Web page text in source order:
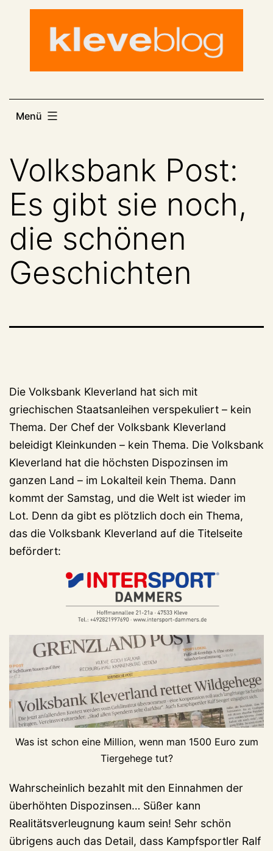
Menü
Volksbank Post:
Es gibt sie noch,
die schönen
Geschichten
Die Volksbank Kleverland hat sich mit
griechischen Staatsanleihen verspekuliert – kein
Thema. Der Chef der Volksbank Kleverland
beleidigt Kleinkunden – kein Thema. Die Volksbank
Kleverland hat die höchsten Dispozinsen im
ganzen Land – im Lokalteil kein Thema. Dann
kommt der Samstag, und die Welt ist wieder im
Lot. Denn da gibt es plötzlich doch ein Thema,
das die Volksbank Kleverland auf die Titelseite
befördert:
Was ist schon eine Million, wenn man 1500 Euro zum
Tiergehege tut?
Wahrscheinlich bezahlt mit den Einnahmen der
überhöhten Dispozinsen… Süßer kann
Realitätsverleugnung kaum sein! Sehr schön
übrigens auch das Detail, dass Kampfsportler Ralf